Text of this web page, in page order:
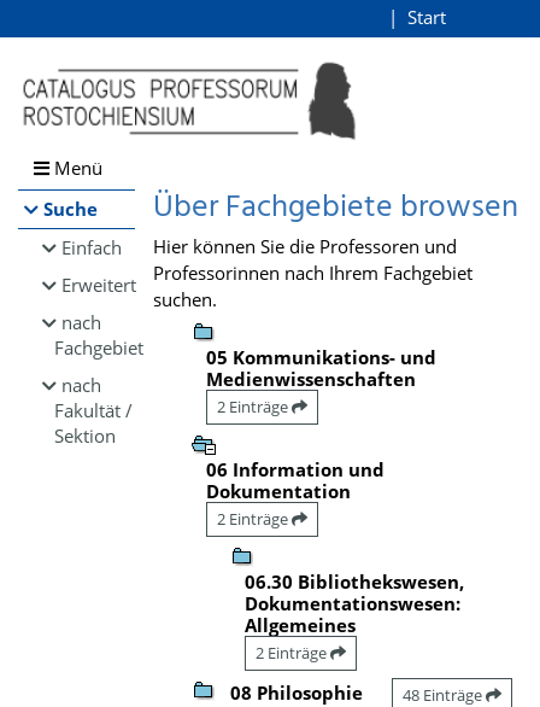
Browsen
direkt zum Inhalt
Start
Menü
Suche
Einfach
Erweitert
nach
Fachgebiet
nach
Fakultät /
Sektion
Über Fachgebiete browsen
Hier können Sie die Professoren und
Professorinnen nach Ihrem Fachgebiet
suchen.
05 Kommunikations- und
Medienwissenschaften
2 Einträge
06 Information und
Dokumentation
2 Einträge
06.30 Bibliothekswesen,
Dokumentationswesen:
Allgemeines
2 Einträge
08 Philosophie 48 Einträge